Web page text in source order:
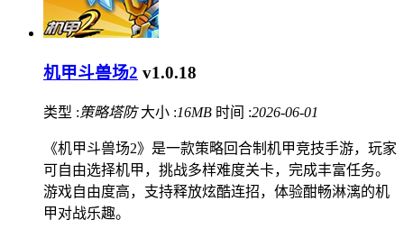
机甲斗兽场2 v1.0.18
类型 : 策略塔防 大小 :16MB 时间 :2026-06-01
《机甲斗兽场2》是一款策略回合制机甲竞技手游，玩家
可自由选择机甲，挑战多样难度关卡，完成丰富任务。
游戏自由度高，支持释放炫酷连招，体验酣畅淋漓的机
甲对战乐趣。